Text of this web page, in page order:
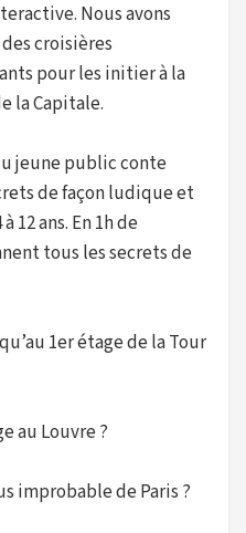
Nous avons
croisières
pour les initier à la
la Capitale.
jeune public conte
de façon ludique et
12 ans. En 1h de
tous les secrets de
1er étage de la Tour
au Louvre ?
improbable de Paris ?